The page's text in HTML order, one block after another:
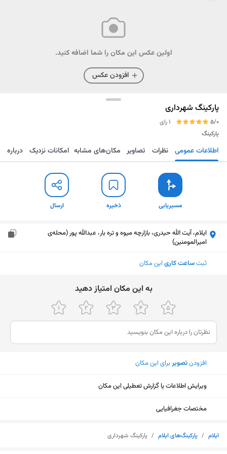
اولین عکس این مکان را شما اضافه کنید.
افزودن عکس
پارکینگ شهرداری
5/0
1 رای
پارکینگ
مسیریابی ذخیره ارسال اطلاعات عمومی نظرات تصاویر مکان‌های مشابه امکانات نزدیک درباره
مسیریابی ذخیره ارسال
ایلام، آیت الله حیدری، بازارچه میوه و تره بار، عبدالله پور (محله‌ی
امیرالمومنین)
ثبتساعت کاری این مکان
ﺑﻪ اﯾﻦ ﻣﮑﺎن اﻣﺘﯿﺎز دﻫﯿﺪ
افزودنتصویربرای این مکان
ویرایش اطلاعات یا گزارش تعطیلی این مکان
مختصات جغرافیایی
ایلام / پارکینگ‌های ایلام / پارکینگ شهرداری